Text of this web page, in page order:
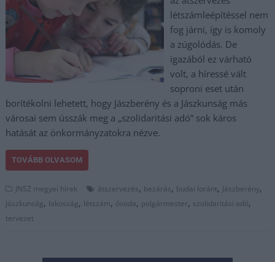
létszámleépítéssel nem
fog járni, így is komoly
a zúgolódás. De
igazából ez várható
volt, a híressé vált
soproni eset után
borítékolni lehetett, hogy Jászberény és a Jászkunság más
városai sem ússzák meg a „szolidaritási adó” sok káros
hatását az önkormányzatokra nézve.
TOVÁBB OLVASOM
JNSZ megyei hírek átszervezés, bezárás, budai loránt, Jászberény,
Jászkunság, lakosság, létszám, óvoda, polgármester, szolidaritási adó,
tervezet